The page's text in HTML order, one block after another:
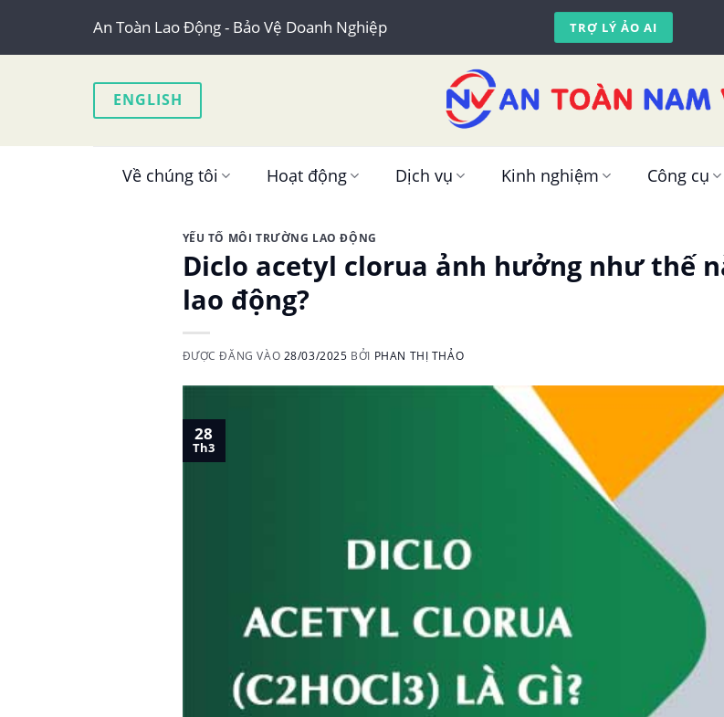
content
An Toàn Lao Động - Bảo Vệ Doanh Nghiệp TRỢ LÝ ẢO AI
ENGLISH
Về chúng tôi Hoạt động Dịch vụ Kinh nghiệm Công cụ
YẾU TỐ MÔI TRƯỜNG LAO ĐỘNG
Diclo acetyl clorua ảnh hưởng như thế
lao động?
ĐƯỢC ĐĂNG VÀO 28/03/2025 BỞI PHAN THỊ THẢO
28
Th3